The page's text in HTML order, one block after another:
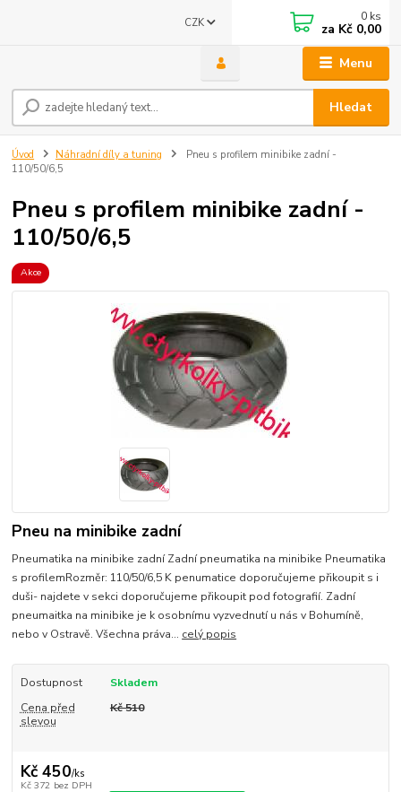
Menu
CZK
Hledat
0 ks
za Kč 0,00
Úvod Náhradní díly a tuning
Pneu s profilem minibike zadní -
110/50/6,5
Pneu s profilem minibike zadní -
110/50/6,5
Akce
Pneu na minibike zadní
Pneumatika na minibike zadní Zadní pneumatika na minibike Pneumatika
s profilemRozměr: 110/50/6,5 K penumatice doporučujeme přikoupit s i
duši- najdete v sekci doporučujeme přikoupit pod fotografií. Zadní
pneumaitka na minibike je k osobnímu vyzvednutí u nás v Bohumíně,
nebo v Ostravě. Všechna práva... celý popis
Dostupnost
Skladem
Cena před
slevou
Kč 510
Kč 450/ks
Kč 372 bez DPH